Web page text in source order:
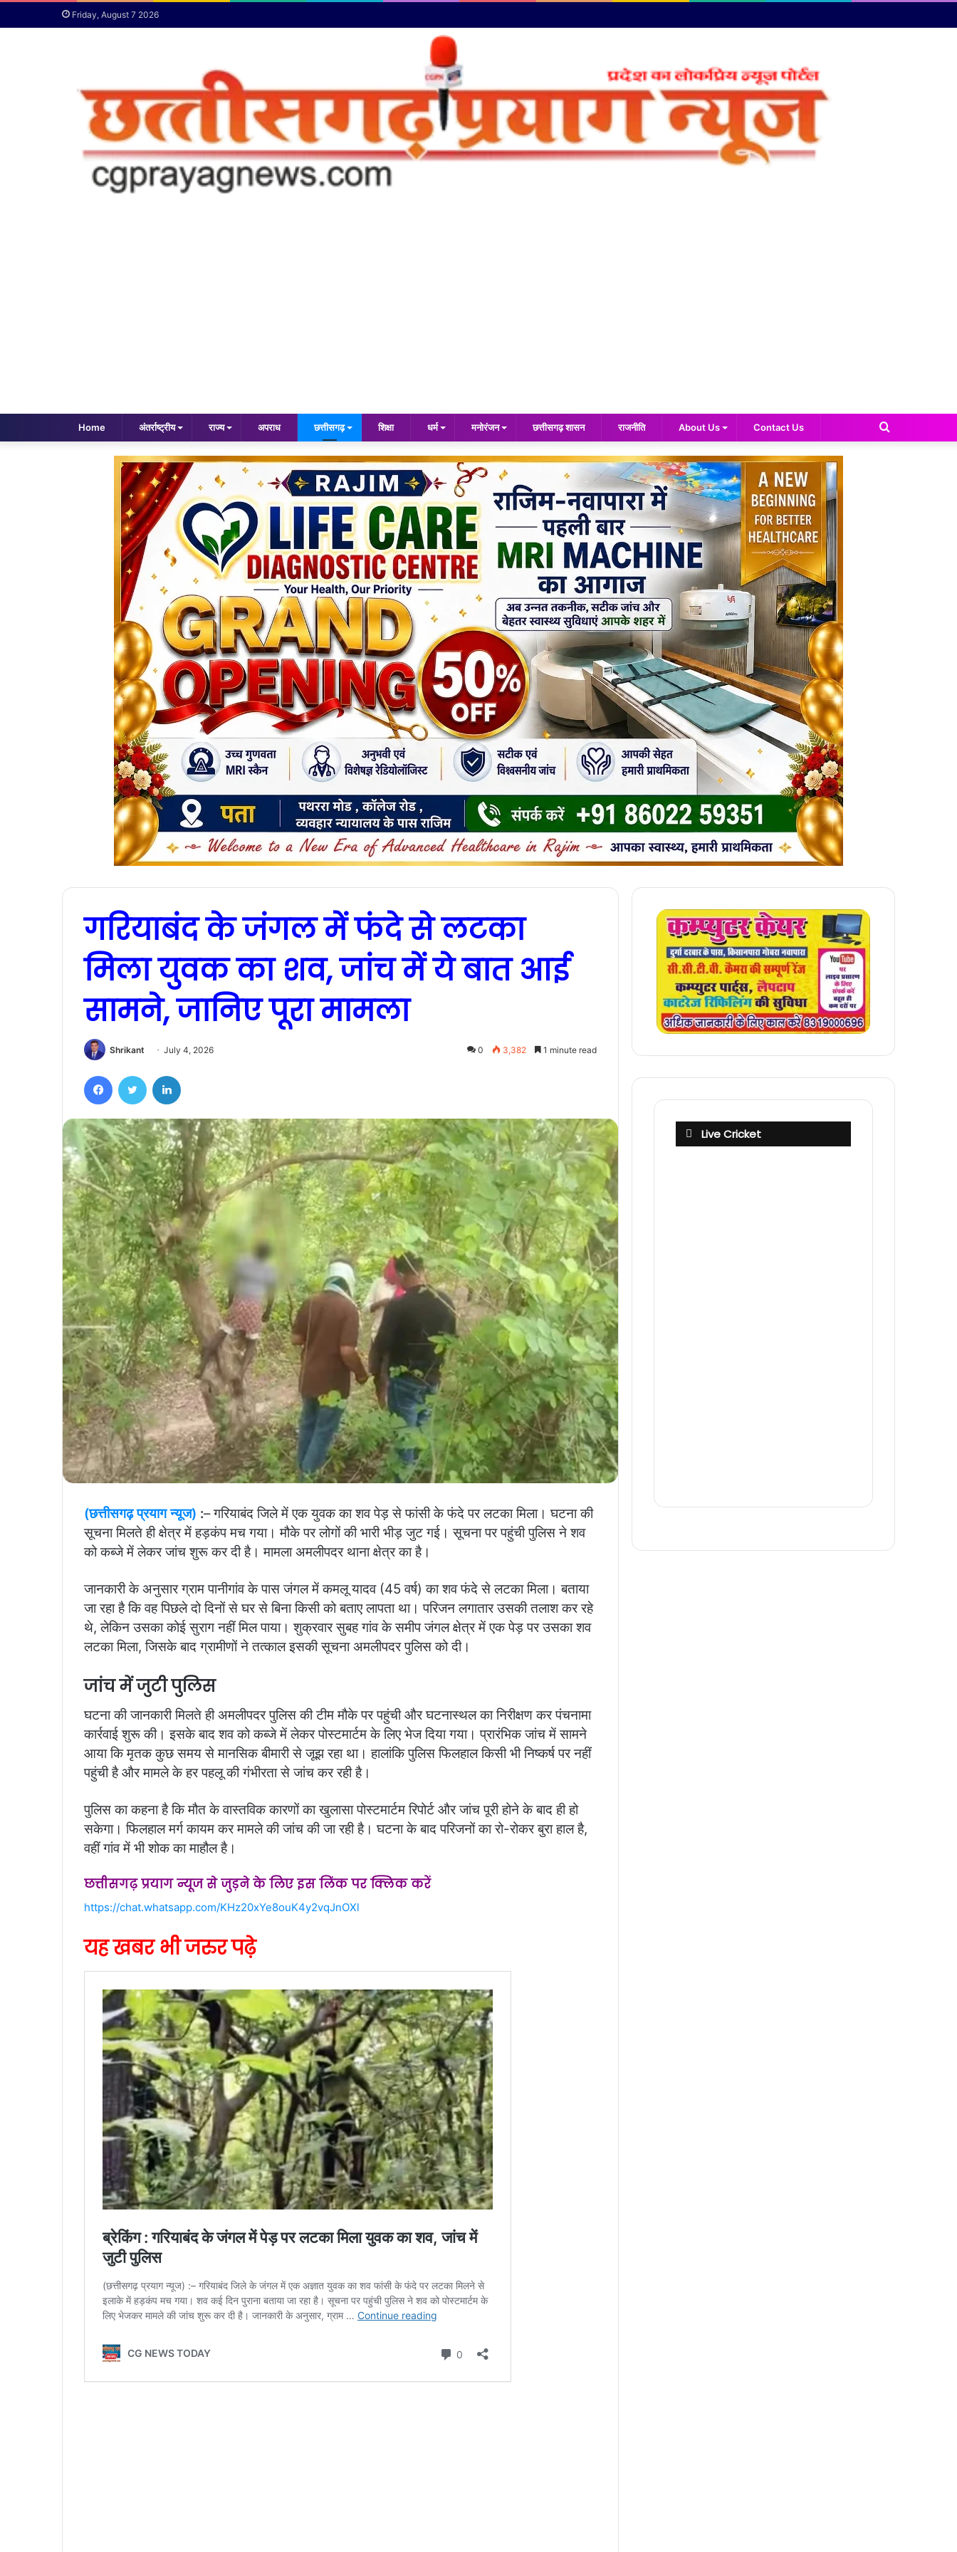
Friday, August 7 2026
Home अंतर्राष्ट्रीय राज्य अपराध छत्तीसगढ़ शिक्षा धर्म मनोरंजन छत्तीसगढ़ शासन राजनीति About Us Contact Us
Search
गरियाबंद के जंगल में फंदे से लटका
मिला युवक का शव, जांच में ये बात आई
सामने, जानिए पूरा मामला
Shrikant July 4, 2026 0 3,382 1 minute read
(छत्तीसगढ़ प्रयाग न्यूज) :– गरियाबंद जिले में एक युवक का शव पेड़ से फांसी के फंदे पर लटका मिला। घटना की
सूचना मिलते ही क्षेत्र में हड़कंप मच गया। मौके पर लोगों की भारी भीड़ जुट गई। सूचना पर पहुंची पुलिस ने शव
को कब्जे में लेकर जांच शुरू कर दी है। मामला अमलीपदर थाना क्षेत्र का है।
जानकारी के अनुसार ग्राम पानीगांव के पास जंगल में कमलू यादव (45 वर्ष) का शव फंदे से लटका मिला। बताया
जा रहा है कि वह पिछले दो दिनों से घर से बिना किसी को बताए लापता था। परिजन लगातार उसकी तलाश कर रहे
थे, लेकिन उसका कोई सुराग नहीं मिल पाया। शुक्रवार सुबह गांव के समीप जंगल क्षेत्र में एक पेड़ पर उसका शव
लटका मिला, जिसके बाद ग्रामीणों ने तत्काल इसकी सूचना अमलीपदर पुलिस को दी।
जांच में जुटी पुलिस
घटना की जानकारी मिलते ही अमलीपदर पुलिस की टीम मौके पर पहुंची और घटनास्थल का निरीक्षण कर पंचनामा
कार्रवाई शुरू की। इसके बाद शव को कब्जे में लेकर पोस्टमार्टम के लिए भेज दिया गया। प्रारंभिक जांच में सामने
आया कि मृतक कुछ समय से मानसिक बीमारी से जूझ रहा था। हालांकि पुलिस फिलहाल किसी भी निष्कर्ष पर नहीं
पहुंची है और मामले के हर पहलू की गंभीरता से जांच कर रही है।
पुलिस का कहना है कि मौत के वास्तविक कारणों का खुलासा पोस्टमार्टम रिपोर्ट और जांच पूरी होने के बाद ही हो
सकेगा। फिलहाल मर्ग कायम कर मामले की जांच की जा रही है। घटना के बाद परिजनों का रो-रोकर बुरा हाल है,
वहीं गांव में भी शोक का माहौल है।
छत्तीसगढ़ प्रयाग न्यूज से जुड़ने के लिए इस लिंक पर क्लिक करें
https://chat.whatsapp.com/KHz20xYe8ouK4y2vqJnOXl
यह खबर भी जरुर पढ़े
Live Cricket